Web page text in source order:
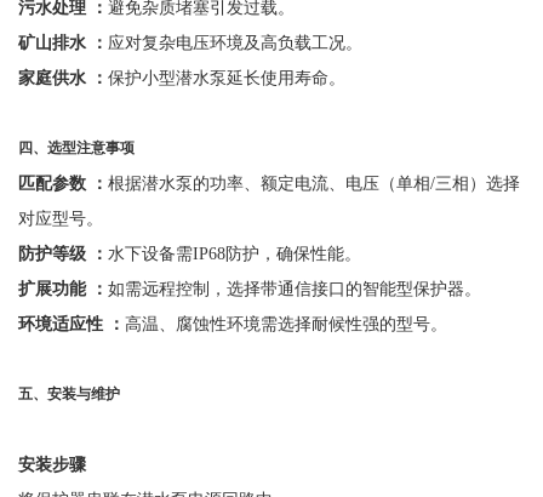
污水处理
： 避免杂质堵塞引发过载。
矿山排水
： 应对复杂电压环境及高负载工况。
家庭供水
： 保护小型潜水泵延长使用寿命。
四、选型注意事项
匹配参数 ： 根据潜水泵的功率、额定电流、电压（单相/三相）选择
对应型号。
防护等级
： 水下设备需IP68防护，确保性能。
扩展功能
： 如需远程控制，选择带通信接口的智能型保护器。
环境适应性
： 高温、腐蚀性环境需选择耐候性强的型号。
五、安装与维护
安装步骤